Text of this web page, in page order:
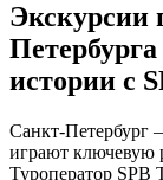
Экскурсии
истории с
Санкт-Петербург
играют ключевую
Туроператор SPB